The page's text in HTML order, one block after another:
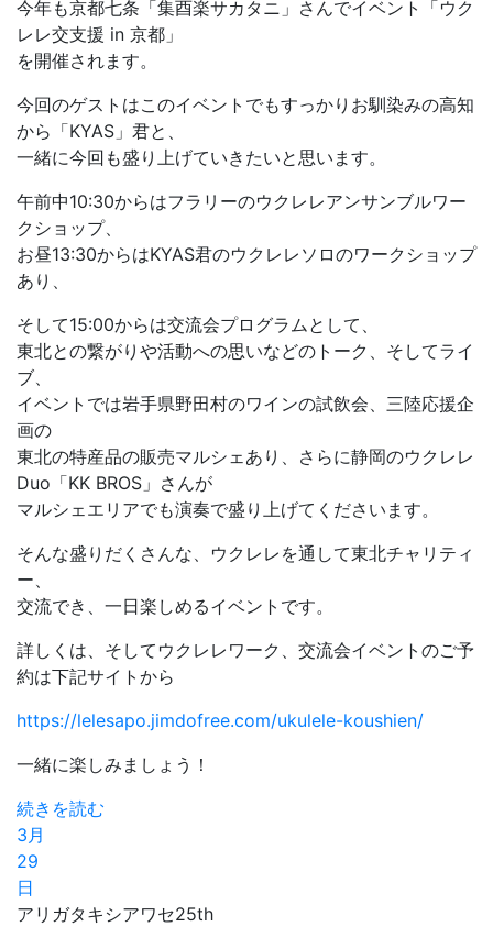
今年も京都七条「集酉楽サカタニ」さんでイベント「ウク
レレ交支援 in 京都」
を開催されます。
今回のゲストはこのイベントでもすっかりお馴染みの高知
から「KYAS」君と、
一緒に今回も盛り上げていきたいと思います。
午前中10:30からはフラリーのウクレレアンサンブルワー
クショップ、
お昼13:30からはKYAS君のウクレレソロのワークショップ
あり、
そして15:00からは交流会プログラムとして、
東北との繋がりや活動への思いなどのトーク、そしてライ
ブ、
イベントでは岩手県野田村のワインの試飲会、三陸応援企
画の
東北の特産品の販売マルシェあり、さらに静岡のウクレレ
Duo「KK BROS」さんが
マルシェエリアでも演奏で盛り上げてくださいます。
そんな盛りだくさんな、ウクレレを通して東北チャリティ
ー、
交流でき、一日楽しめるイベントです。
詳しくは、そしてウクレレワーク、交流会イベントのご予
約は下記サイトから
https://lelesapo.jimdofree.com/ukulele-koushien/
一緒に楽しみましょう！
続きを読む
3月
29
日
アリガタキシアワセ25th